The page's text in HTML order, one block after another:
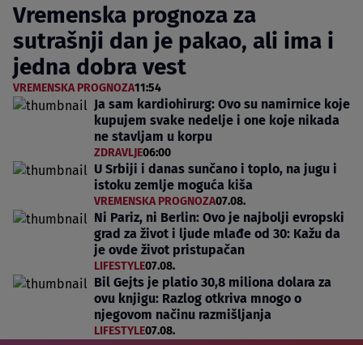
Vremenska prognoza za
sutrašnji dan je pakao, ali ima i
jedna dobra vest
VREMENSKA PROGNOZA11:54
Ja sam kardiohirurg: Ovo su namirnice koje
kupujem svake nedelje i one koje nikada
ne stavljam u korpu
ZDRAVLJE06:00
U Srbiji i danas sunčano i toplo, na jugu i
istoku zemlje moguća kiša
VREMENSKA PROGNOZA07.08.
Ni Pariz, ni Berlin: Ovo je najbolji evropski
grad za život i ljude mlađe od 30: Kažu da
je ovde život pristupačan
LIFESTYLE07.08.
Bil Gejts je platio 30,8 miliona dolara za
ovu knjigu: Razlog otkriva mnogo o
njegovom načinu razmišljanja
LIFESTYLE07.08.